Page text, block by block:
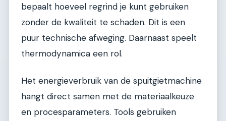
bepaalt hoeveel regrind je kunt gebruiken
zonder de kwaliteit te schaden. Dit is een
puur technische afweging. Daarnaast speelt
thermodynamica een rol.
Het energieverbruik van de spuitgietmachine
hangt direct samen met de materiaalkeuze
en procesparameters. Tools gebruiken